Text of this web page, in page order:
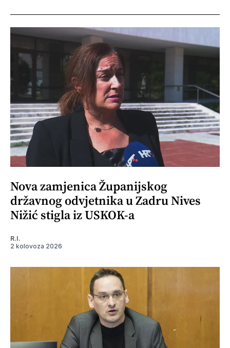
Nova zamjenica Županijskog
državnog odvjetnika u Zadru Nives
Nižić stigla iz USKOK-a
R.I.
2 kolovoza 2026